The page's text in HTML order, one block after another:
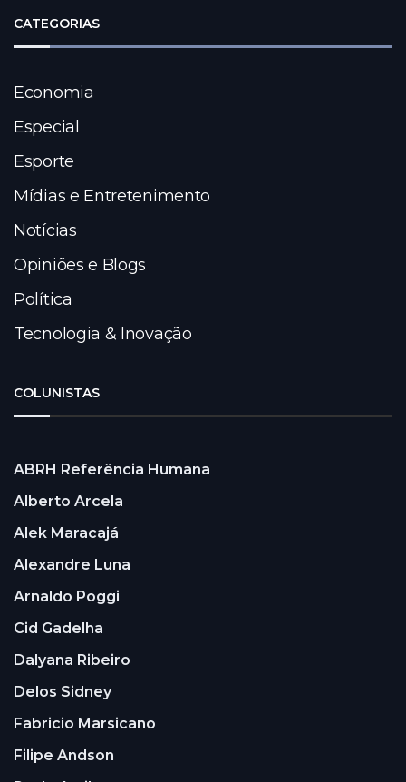
CATEGORIAS
Economia
Especial
Esporte
Mídias e Entretenimento
Notícias
Opiniões e Blogs
Política
Tecnologia & Inovação
COLUNISTAS
ABRH Referência Humana
Alberto Arcela
Alek Maracajá
Alexandre Luna
Arnaldo Poggi
Cid Gadelha
Dalyana Ribeiro
Delos Sidney
Fabricio Marsicano
Filipe Andson